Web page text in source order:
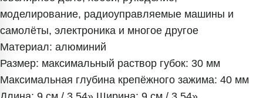
моделирование, радиоуправляемые машины и
самолёты, электроника и многое другое
Материал: алюминий
Размер: максимальный раствор губок: 30 мм
Максимальная глубина крепёжного зажима: 40 мм